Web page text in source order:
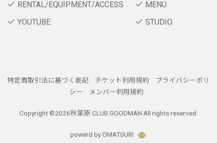
RENTAL/EQUIPMENT/ACCESS
MENU
YOUTUBE
STUDIO
特定商取引法に基づく表記 チケット利用規約
プライバシーポリ
シー
メンバー利用規約
Copyright ©2026秋葉原 CLUB GOODMAN All rights reserved.
powerd by OMATSURI